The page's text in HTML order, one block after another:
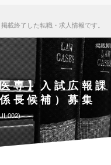
掲載終了した転職・求人情報です。
掲載
専】入試広報課
長候補）募集
002